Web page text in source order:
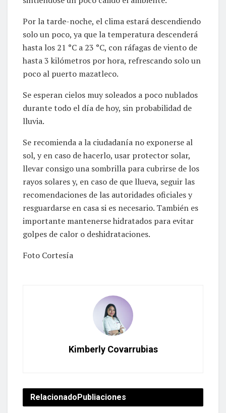
Por la tarde-noche, el clima estará descendiendo
solo un poco, ya que la temperatura descenderá
hasta los 21 °C a 23 °C, con ráfagas de viento de
hasta 3 kilómetros por hora, refrescando solo un
poco al puerto mazatleco.
Se esperan cielos muy soleados a poco nublados
durante todo el día de hoy, sin probabilidad de
lluvia.
Se recomienda a la ciudadanía no exponerse al
sol, y en caso de hacerlo, usar protector solar,
llevar consigo una sombrilla para cubrirse de los
rayos solares y, en caso de que llueva, seguir las
recomendaciones de las autoridades oficiales y
resguardarse en casa si es necesario. También es
importante mantenerse hidratados para evitar
golpes de calor o deshidrataciones.
Foto Cortesía
Kimberly Covarrubias
RelacionadoPubliaciones